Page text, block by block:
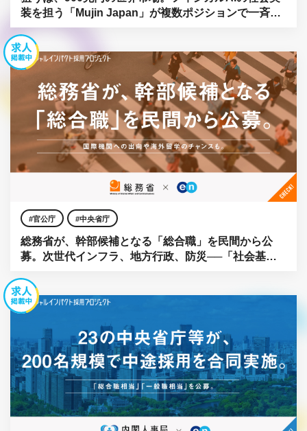
装を担う「Mujin Japan」が複数ポジションで一斉公
募。
官公庁 中央省庁
総務省が、幹部候補となる「総合職」を民間から公
募。次世代インフラ、地方行政、防災──「社会基